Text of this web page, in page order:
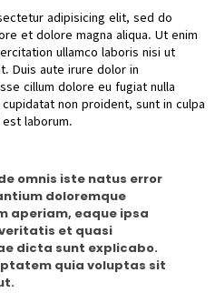
adipisicing elit, sed do
et dolore magna aliqua. Ut enim
ullamco laboris nisi ut
Duis aute irure dolor in
cillum dolore eu fugiat nulla
non proident, sunt in culpa
laborum.
omnis iste natus error
doloremque
aperiam, eaque ipsa
et quasi
dicta sunt explicabo.
quia voluptas sit